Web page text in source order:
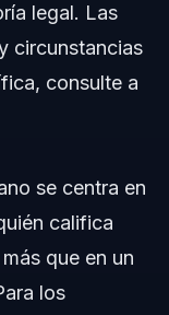
sobre
legal. Las
circunstancias
consulte a
se centra en
califica
que en un
los